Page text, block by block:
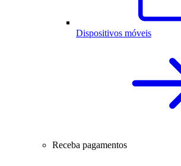
Dispositivos móveis
Receba pagamentos